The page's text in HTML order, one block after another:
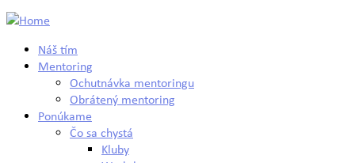
Náš tím
Mentoring
Ochutnávka mentoringu
Obrátený mentoring
Ponúkame
Čo sa chystá
Kluby